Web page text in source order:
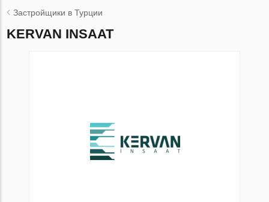
Застройщики в Турции
KERVAN INSAAT